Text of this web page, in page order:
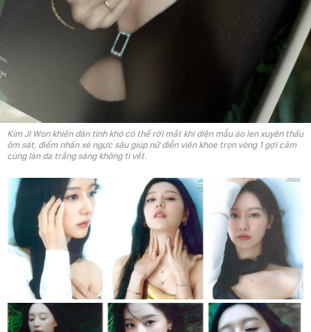
Kim Ji Won khiến dân tình khó có thể rời mắt khi diện mẫu áo len xuyên thấu
ôm sát, điểm nhấn xẻ ngực sâu giúp nữ diễn viên khoe trọn vòng 1 gợi cảm
cùng làn da trắng sáng không tì vết.